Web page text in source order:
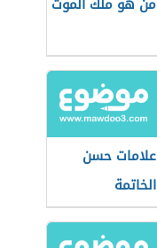
علامات حسن
الخاتمة